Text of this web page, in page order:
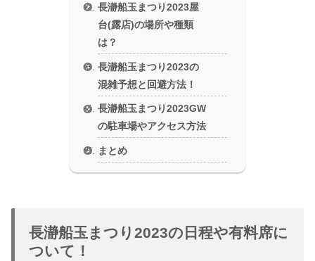
長瀞船玉まつり2023屋
台(露店)の場所や種類
は？
長瀞船玉まつり2023の
混雑予想と回避方法！
長瀞船玉まつり2023GW
の駐車場やアクセス方法
まとめ
長瀞船玉まつり2023の日程や有料席に
ついて！